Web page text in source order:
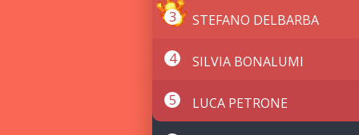
STEFANO DELBARBA
SILVIA BONALUMI
LUCA PETRONE